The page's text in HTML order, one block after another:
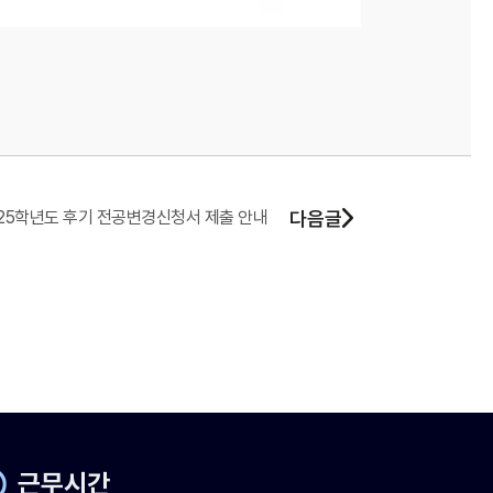
학년도 후기 전공변경신청서 제출 안내 다음글
근무시간